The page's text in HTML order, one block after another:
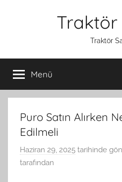
Traktör
Traktör
Menü
Puro Satın Alırken
Edilmeli
Haziran 29, 2025 tarihinde
tarafından